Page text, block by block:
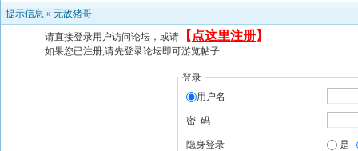
提示信息 » 无敌猪哥
请直接登录用户访问论坛，或请 【 点这里注册】
如果您已注册,请先登录论坛即可游览帖子
登录
用户名
密 码
隐身登录 是